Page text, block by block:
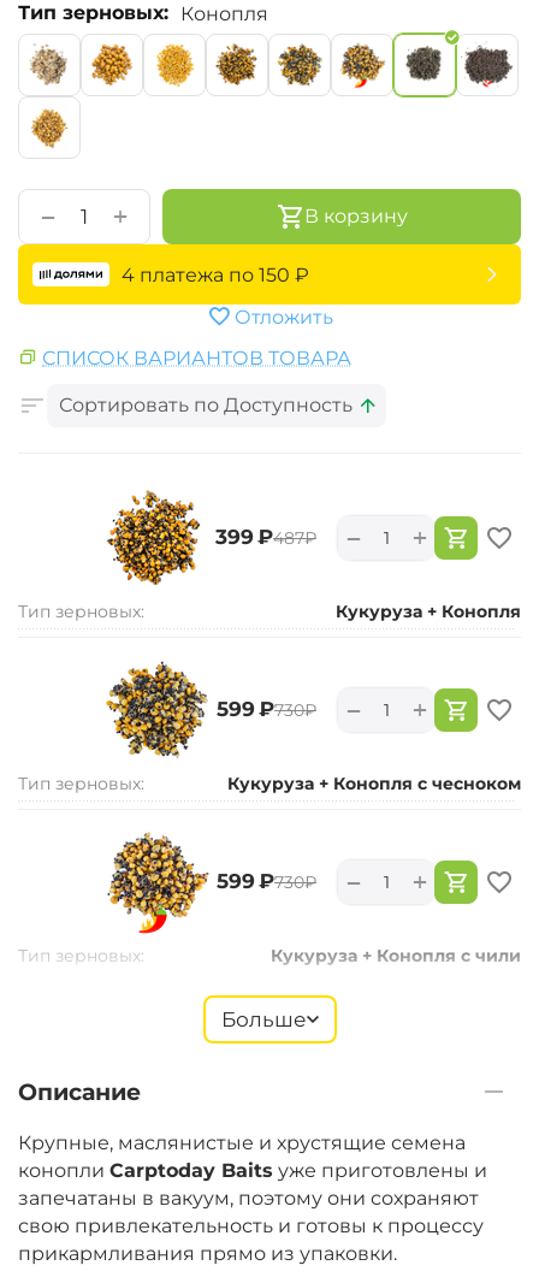
Тип зерновых: Конопля
+
− В корзину
4 платежа по 150 ₽
Отложить
СПИСОК ВАРИАНТОВ ТОВАРА
Сортировать по Доступность
‍399‍ ₽‍487‍₽ +
−
Тип зерновых: Кукуруза + Конопля
‍599‍ ₽‍730‍₽ +
−
Тип зерновых: Кукуруза + Конопля с чесноком
‍599‍ ₽‍730‍₽ +
−
Тип зерновых: Кукуруза + Конопля с чили
‍599‍ ₽ ‍730‍₽ +
−
Больше
Описание
Крупные, маслянистые и хрустящие семена
конопли Carptoday Baits уже приготовлены и
запечатаны в вакуум, поэтому они сохраняют
свою привлекательность и готовы к процессу
прикармливания прямо из упаковки.